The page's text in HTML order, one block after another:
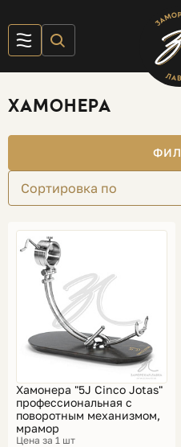
ХАМОНЕРА
Сортировка по
Хамонера "5J Cinco Jotas"
профессиональная с
поворотным механизмом,
мрамор
Цена за 1 шт